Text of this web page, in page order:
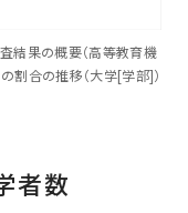
結果の概要（高等教育機
合の推移（大学[学部]）
者数